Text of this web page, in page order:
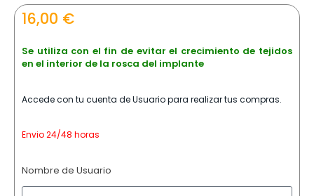
16,00 €
Se utiliza con el fin de evitar el crecimiento de tejidos
en el interior de la rosca del implante
Accede con tu cuenta de Usuario para realizar tus compras.
Envio 24/48 horas
Nombre de Usuario